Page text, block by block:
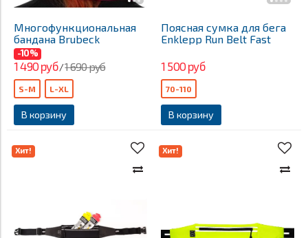
Многофункциональная
бандана Brubeck
-10%
1 490 руб/1 690 руб
В корзину
S-M L-XL
Поясная сумка для бега
Enklepp Run Belt Fast
1 500 руб
В корзину
70-110
Хит! Хит!